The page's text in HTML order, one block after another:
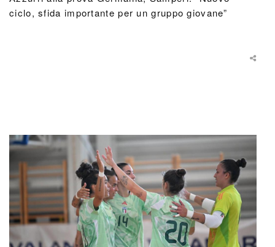
ciclo, sfida importante per un gruppo giovane”